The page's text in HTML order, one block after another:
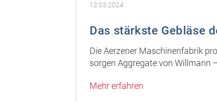
12.03.2024
Das stärkste Gebläse
Die Aerzener Maschinenfabrik
sorgen Aggregate von Willmann
Mehr erfahren